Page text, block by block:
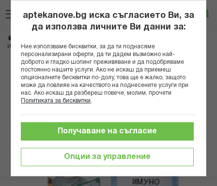
към
съдържанието
Вход
Имуностимуланти за деца
ИМУНО БИМБИ СИРОП 200МЛ НАТУРФАРМА
Преминете
края
изображенията
aptekanove.bg иска съгласието Ви, за
да използва личните Ви данни за:
Ние използваме бисквитки, за да ти поднасяме
персонализирани оферти, да ти дадем възможно най-
доброто и гладко шопинг преживяване и да подобряваме
постоянно нашите услуги. Ако не искаш да приемеш
опционалните бисквитки по-долу, това ще е жалко, защото
може да повлияе на качеството на поднесените услуги при
нас. Ако искаш да разбереш повече, молим, прочети
Политиката за бисквитки
Опции за управление
Получаване на съгласие